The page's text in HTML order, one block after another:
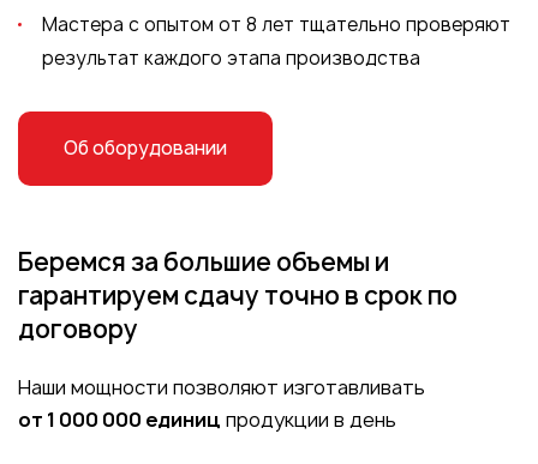
Мастера с опытом от 8 лет тщательно проверяют
результат каждого этапа производства
Об оборудовании
Беремся за большие объемы и
гарантируем сдачу точно в срокпо
договору
Наши мощности позволяют изготавливать
от 1 000 000 единиц продукции в день